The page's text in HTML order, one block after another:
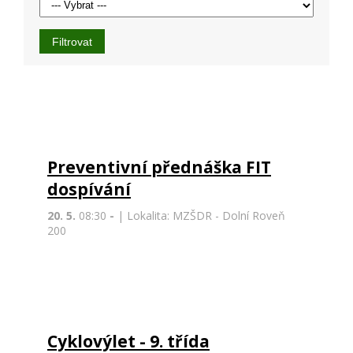
Preventivní přednáška FIT
dospívání
20. 5. 08:30 - | Lokalita: MZŠDR - Dolní Roveň
200
Cyklovýlet - 9. třída